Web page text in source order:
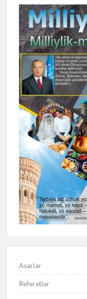
Asarlar
Referatlar